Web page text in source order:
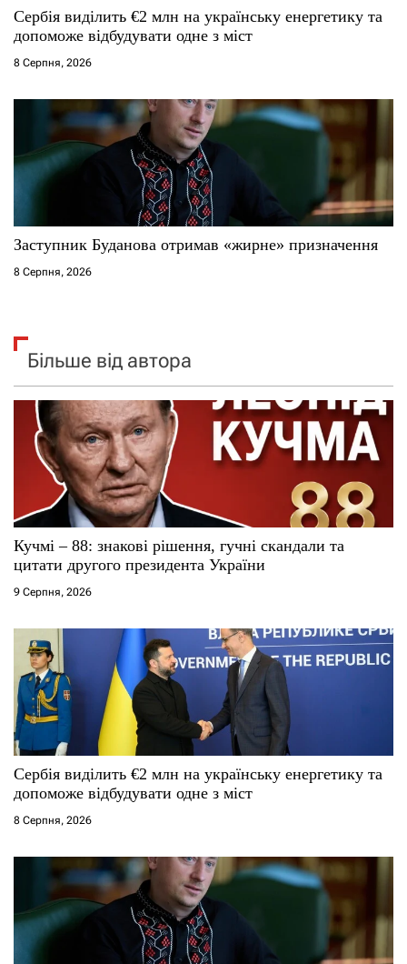
Сербія виділить €2 млн на українську енергетику та
допоможе відбудувати одне з міст
8 Серпня, 2026
Заступник Буданова отримав «жирне» призначення
8 Серпня, 2026
Більше від автора
Кучмі – 88: знакові рішення, гучні скандали та
цитати другого президента України
9 Серпня, 2026
Сербія виділить €2 млн на українську енергетику та
допоможе відбудувати одне з міст
8 Серпня, 2026